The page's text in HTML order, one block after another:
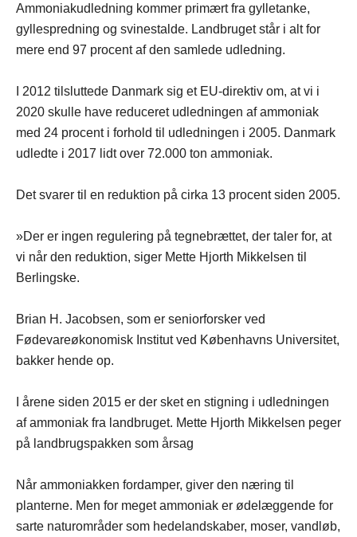
Ammoniakudledning kommer primært fra gylletanke,
gyllespredning og svinestalde. Landbruget står i alt for
mere end 97 procent af den samlede udledning.
I 2012 tilsluttede Danmark sig et EU-direktiv om, at vi i
2020 skulle have reduceret udledningen af ammoniak
med 24 procent i forhold til udledningen i 2005. Danmark
udledte i 2017 lidt over 72.000 ton ammoniak.
Det svarer til en reduktion på cirka 13 procent siden 2005.
»Der er ingen regulering på tegnebrættet, der taler for, at
vi når den reduktion, siger Mette Hjorth Mikkelsen til
Berlingske.
Brian H. Jacobsen, som er seniorforsker ved
Fødevareøkonomisk Institut ved Københavns Universitet,
bakker hende op.
I årene siden 2015 er der sket en stigning i udledningen
af ammoniak fra landbruget. Mette Hjorth Mikkelsen peger
på landbrugspakken som årsag
Når ammoniakken fordamper, giver den næring til
planterne. Men for meget ammoniak er ødelæggende for
sarte naturområder som hedelandskaber, moser, vandløb,